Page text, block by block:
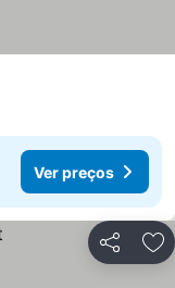
Ver preços
Partilhar